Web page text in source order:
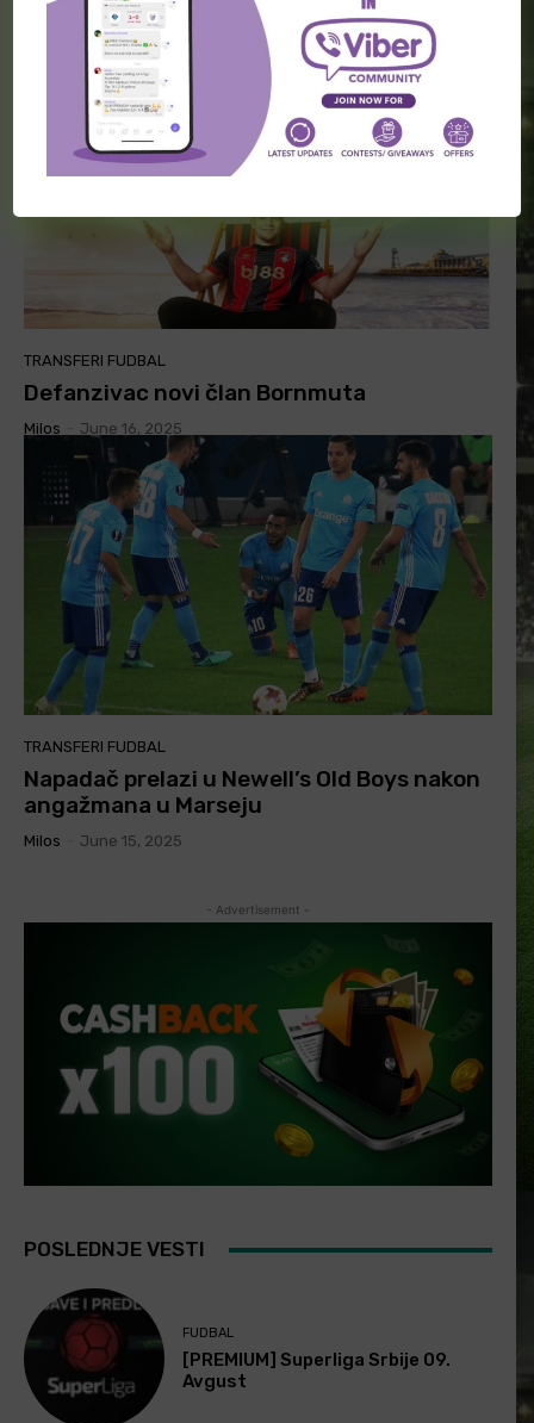
June 16, 2025
TRANSFERI FUDBAL
Defanzivac novi član Bornmuta
Milos June 16, 2025
TRANSFERI FUDBAL
Napadač prelazi u Newell’s Old Boys nakon
angažmana u Marseju
Milos June 15, 2025
- Advertisement -
POSLEDNJE VESTI
FUDBAL
[PREMIUM] Superliga Srbije 09.
Avgust